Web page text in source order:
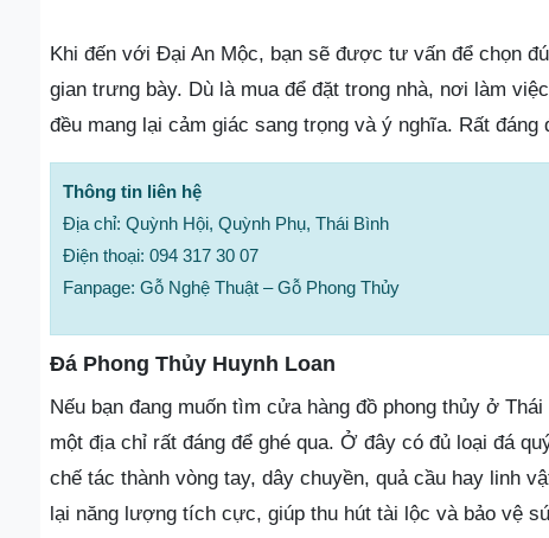
Khi đến với Đại An Mộc, bạn sẽ được tư vấn để chọn
gian trưng bày. Dù là mua để đặt trong nhà, nơi làm
đều mang lại cảm giác sang trọng và ý nghĩa. Rất đáng
Thông tin liên hệ
Địa chỉ: Quỳnh Hội, Quỳnh Phụ, Thái Bình
Điện thoại: 094 317 30 07
Fanpage: Gỗ Nghệ Thuật – Gỗ Phong Thủy
Đá Phong Thủy Huynh Loan
Nếu bạn đang muốn tìm cửa hàng đồ phong thủy ở
một địa chỉ rất đáng để ghé qua. Ở đây có đủ loại đá
chế tác thành vòng tay, dây chuyền, quả cầu hay linh
lại năng lượng tích cực, giúp thu hút tài lộc và bảo vệ